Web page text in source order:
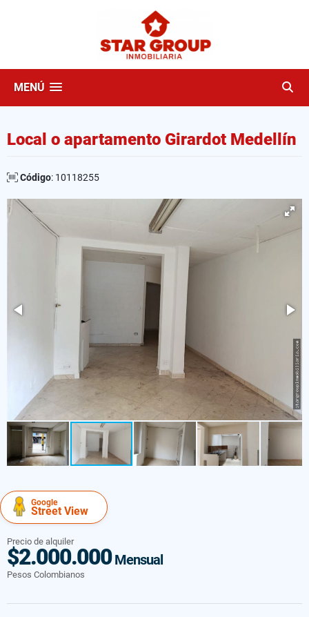
MENÚ
Local o apartamento Girardot Medellín
Código: 10118255
Google
Street View
Precio de alquiler
$2.000.000Mensual
Pesos Colombianos